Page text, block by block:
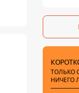
суд
ТОЛЬКО
НИЧЕГО